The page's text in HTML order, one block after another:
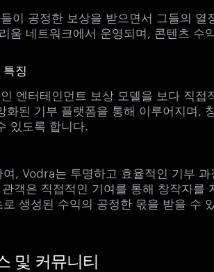
이 공정한 보상을 받으면서 그들의 열
움 네트워크에서 운영되며, 콘텐츠 수
징
엔터테인먼트 보상 모델을 보다 직접
화된 기부 플랫폼을 통해 이루어지며,
있도록 합니다.
, Vodra는 투명하고 효율적인 기부
객은 직접적인 기여를 통해 창작자를
생성된 수익의 공정한 몫을 받을 수
및 커뮤니티